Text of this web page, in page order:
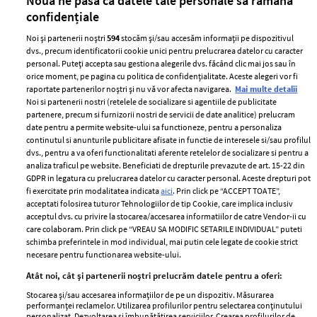
ELLE Style Awards
2024
Despre ELLE
Romania
Contact
Abonamente
Termeni si conditii
Politica de
confidențialitate
Politica de cookies
Publicitate
GSP
Unica
femei
Viva
confidențiale
Noi și partenerii noștri594stocăm și/sau accesăm informații pe dispozitivul
dvs., precum identificatorii cookie unici pentru prelucrarea datelor cu caracter
personal. Puteți accepta sau gestiona alegerile dvs. făcând clic mai jos sau în
orice moment, pe pagina cu politica de confidențialitate. Aceste alegeri vor fi
raportate partenerilor noștri și nu vă vor afecta navigarea. Mai multe detalii
Noi si partenerii nostri (retelele de socializare si agentiile de publicitate
partenere, precum si furnizorii nostri de servicii de date analitice) prelucram
date pentru a permite website-ului sa functioneze, pentru a personaliza
continutul si anunturile publicitare afisate in functie de interesele si/sau profilul
dvs., pentru a va oferi functionalitati aferente retelelor de socializare si pentru a
analiza traficul pe website. Beneficiati de drepturile prevazute de art. 15-22 din
GDPR in legatura cu prelucrarea datelor cu caracter personal. Aceste drepturi pot
fi exercitate prin modalitatea indicataaici. Prin click pe “ACCEPT TOATE”,
acceptati folosirea tuturor Tehnologiilor de tip Cookie, care implica inclusiv
acceptul dvs. cu privire la stocarea/accesarea informatiilor de catre Vendor-ii cu
care colaboram. Prin click pe “VREAU SA MODIFIC SETARILE INDIVIDUAL” puteti
schimba preferintele in mod individual, mai putin cele legate de cookie strict
necesare pentru functionarea website-ului.
Atât noi, cât și partenerii noștri prelucrăm datele pentru a oferi:
Stocarea și/sau accesarea informațiilor de pe un dispozitiv. Măsurarea
performanței reclamelor. Utilizarea profilurilor pentru selectarea conținutului